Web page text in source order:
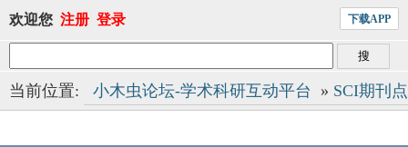
欢迎您 注册 登录 下载APP
当前位置: 小木虫论坛-学术科研互动平台 » SCI期刊